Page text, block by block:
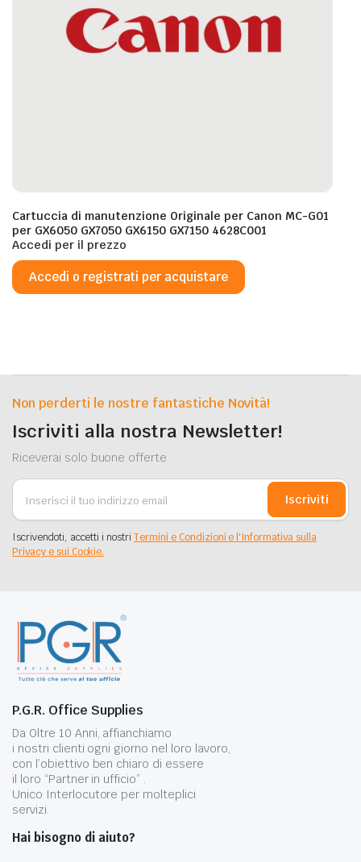
Cartuccia di manutenzione Originale per Canon MC-G01
per GX6050 GX7050 GX6150 GX7150 4628C001
Accedi per il prezzo
Accedi o registrati per acquistare
Non perderti le nostre fantastiche Novità!
Iscriviti alla nostra Newsletter!
Riceverai solo buone offerte
Iscriviti
Iscrivendoti, accetti i nostriTermini e Condizioni e l'Informativa sulla
Privacy e sui Cookie.
P.G.R. Office Supplies
Da Oltre 10 Anni, affianchiamo
i nostri clienti ogni giorno nel loro lavoro,
con l’obiettivo ben chiaro di essere
il loro “Partner in ufficio” .
Unico Interlocutore per molteplici
servizi.
Hai bisogno di aiuto?